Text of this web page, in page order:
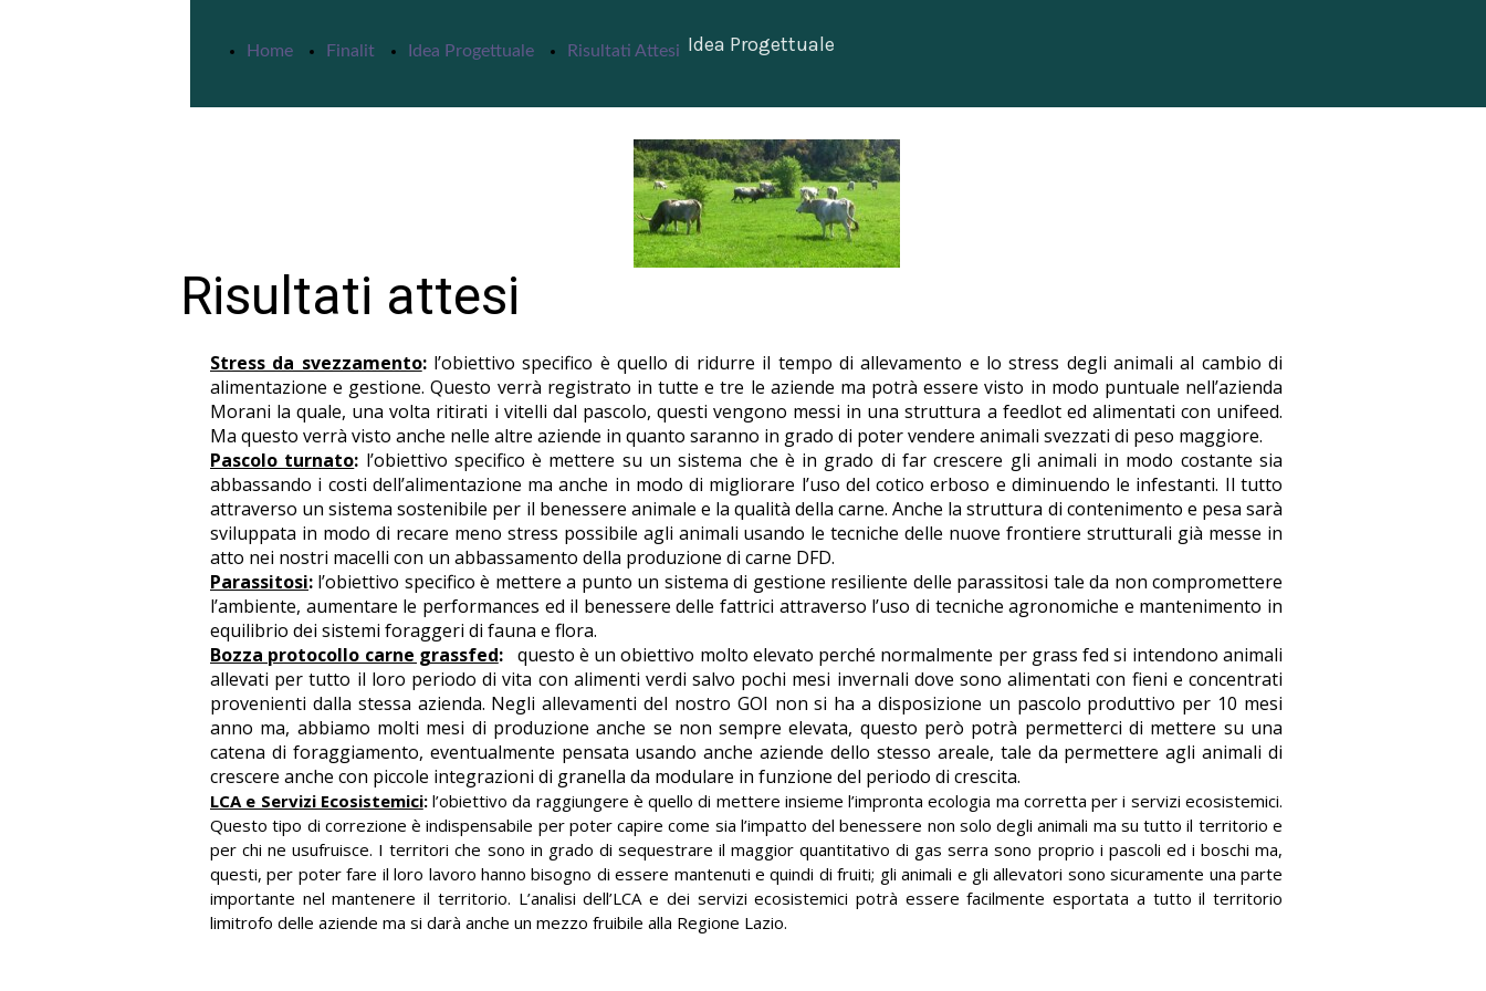
Idea Progettuale
Home Finalit Idea Progettuale Risultati Attesi
Risultati attesi
Stress da svezzamento:l’obiettivo specifico è quello di ridurre il tempo di allevamento e lo stress degli animali al cambio di
alimentazione e gestione. Questo verrà registrato in tutte e tre le aziende ma potrà essere visto in modo puntuale nell’azienda
Morani la quale, una volta ritirati i vitelli dal pascolo, questi vengono messi in una struttura a feedlot ed alimentati con unifeed.
Ma questo verrà visto anche nelle altre aziende in quanto saranno in grado di poter vendere animali svezzati di peso maggiore.
Pascolo turnato: l’obiettivo specifico è mettere su un sistema che è in grado di far crescere gli animali in modo costante sia
abbassando i costi dell’alimentazione ma anche in modo di migliorare l’uso del cotico erboso e diminuendo le infestanti. Il tutto
attraverso un sistema sostenibile per il benessere animale e la qualità della carne. Anche la struttura di contenimento e pesa sarà
sviluppata in modo di recare meno stress possibile agli animali usando le tecniche delle nuove frontiere strutturali già messe in
atto nei nostri macelli con un abbassamento della produzione di carne DFD.
Parassitosi: l’obiettivo specifico è mettere a punto un sistema di gestione resiliente delle parassitosi tale da non compromettere
l’ambiente, aumentare le performances ed il benessere delle fattrici attraverso l’uso di tecniche agronomiche e mantenimento in
equilibrio dei sistemi foraggeri di fauna e flora.
Bozza protocollo carne grassfed:
questo è un obiettivo molto elevato perché normalmente per grass fed si intendono animali
allevati per tutto il loro periodo di vita con alimenti verdi salvo pochi mesi invernali dove sono alimentati con fieni e concentrati
provenienti dalla stessa azienda. Negli allevamenti del nostro GOI non si ha a disposizione un pascolo produttivo per 10 mesi
anno ma, abbiamo molti mesi di produzione anche se non sempre elevata, questo però potrà permetterci di mettere su una
catena di foraggiamento, eventualmente pensata usando anche aziende dello stesso areale, tale da permettere agli animali di
crescere anche con piccole integrazioni di granella da modulare in funzione del periodo di crescita.
LCA e Servizi Ecosistemici:l’obiettivo da raggiungere è quello di mettere insieme l’impronta ecologia ma corretta per i servizi ecosistemici.
Questo tipo di correzione è indispensabile per poter capire come sia l’impatto del benessere non solo degli animali ma su tutto il territorio e
per chi ne usufruisce. I territori che sono in grado di sequestrare il maggior quantitativo di gas serra sono proprio i pascoli ed i boschi ma,
questi, per poter fare il loro lavoro hanno bisogno di essere mantenuti e quindi di fruiti; gli animali e gli allevatori sono sicuramente una parte
importante nel mantenere il territorio. L’analisi dell’LCA e dei servizi ecosistemici potrà essere facilmente esportata a tutto il territorio
limitrofo delle aziende ma si darà anche un mezzo fruibile alla Regione Lazio.